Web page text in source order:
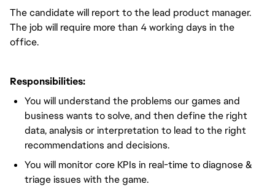
The candidate will report to the lead product manager.
The job will require more than 4 working days in the
office.
Responsibilities:
You will understand the problems our games and
business wants to solve, and then define the right
data, analysis or interpretation to lead to the right
recommendations and decisions.
You will monitor core KPIs in real-time to diagnose &
triage issues with the game.